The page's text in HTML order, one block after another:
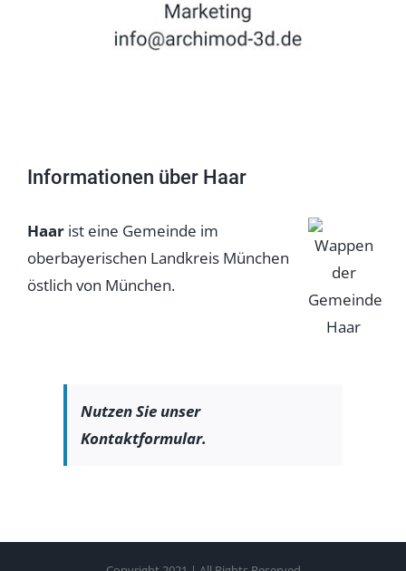
Informationen über Haar
Haar ist eine Gemeinde im
oberbayerischen Landkreis München
östlich von München.
Nutzen Sie unser
Kontaktformular.